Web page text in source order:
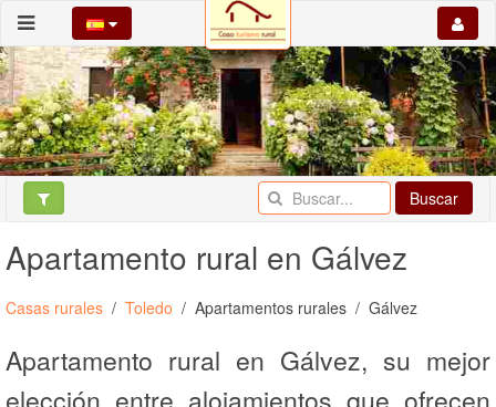
Buscar
Apartamento rural en Gálvez
Casas rurales Toledo Apartamentos rurales Gálvez
Apartamento rural en Gálvez, su mejor
elección entre alojamientos que ofrecen